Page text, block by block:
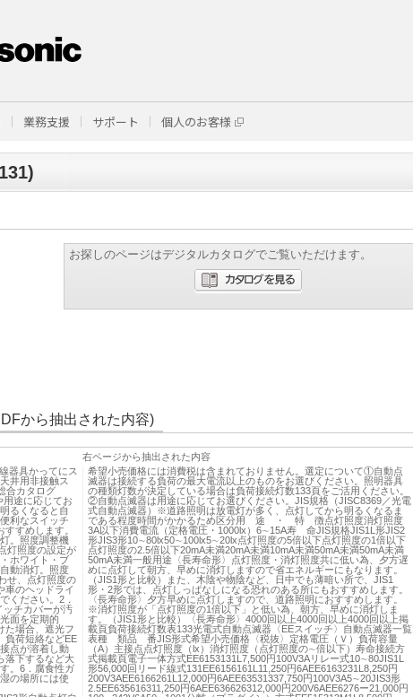
業務支援 サポート 個人のお客様
お探しのページはデジタルカタログでご覧いただけます。
から抽出された内容)
器具かってにス
井用非接触ス
合カタログ
途に応じてお
るくなると自
利なスイッチ
すめします。
。照度調整機
灯照度の設定が
ホワイト・ブ
動消灯。照度
せ、点灯照度の
車のヘッドライ
ください。2．
ッチカバーが汚
面を定期的
た場合、遮光フ
負荷短絡などEE
点が溶着し動
落下するなど大
。6．腐食性ガ
の場所には使
右ページから抽出された内容
希望小売価格には消費税は含まれておりません。選定について①自動点
滅器は接続する負荷の最大電流以上のものをお選びください。照明器具
の種類灯数が決定している場合は負荷接続灯数133頁をご活用ください。
②自動点滅器は用途に応じてお選びください。JIS規格（JISC8369／光電
式自動点滅器）※道路照明は放電灯が多く、点灯してから明るくなるま
である程度時間がかかるため区分用 途 ・ 特 徴点灯照度消灯照度
3A以下消費電流（定格電圧・1000lx）6∼15A寿 命JIS規格JIS1L形JIS2
形JIS3形10∼80lx50∼100lx5∼20lx点灯照度の5倍以下点灯照度の1倍以下
点灯照度の2.5倍以下20mA未満20mA未満10mA未満50mA未満50mA未満
50mA未満一般用途〈長寿命形〉点灯照度・消灯照度共に低い為、夕方遅
めに点灯して朝方、早めに消灯しますので省エネルギーにもなります。
（JIS1形と比較）また、木陰や物陰など、日中でも薄暗い所で、JIS1
形・2形では、点灯しっぱなしになる恐れのある所にもおすすめします。
〈長寿命形〉夕方早めに点灯しますので、道路照明におすすめします。
※消灯照度が「点灯照度の1倍以下」と低い為、朝方、早めに消灯しま
す。（JIS1形と比較）〈長寿命形〉4000回以上4000回以上4000回以上掲
載頁負荷接続灯数表133光電式自動点滅器〈EEスイッチ〉自動点滅器一覧
表種 類品 番JIS形式希望小売価格〈税抜〉定格電圧（Ｖ）負荷容量
（A）主接点点灯照度（lx）消灯照度（点灯照度の∼倍以下）寿命接続方
式掲載頁電子一体方式EE6153131L7,500円100V3Aリレー式10∼80JIS1L
形56,000回リード線式131EE6156161L11,250円6AEE6163231L8,250円
200V3AEE6166261L12,000円6AEE63531337,750円100V3A5∼20JIS3形
2.5EE635616311,250円6AEE636626312,000円200V6AEE6276ー21,000円